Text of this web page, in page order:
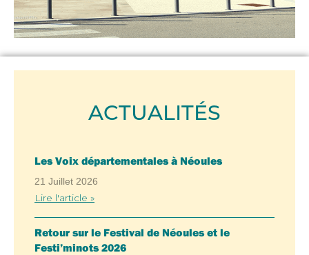
ACTUALITÉS
Les Voix départementales à Néoules
21 Juillet 2026
Lire l'article »
Retour sur le Festival de Néoules et le
Festi’minots 2026